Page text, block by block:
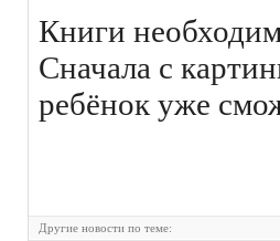
Книги
Сначала с
ребёнок уже
Другие новости по теме: